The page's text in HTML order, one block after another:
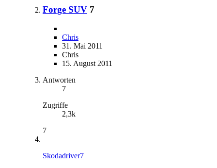
Forge SUV 7
Chris
31. Mai 2011
Chris
15. August 2011
Antworten
7
Zugriffe
2,3k
7
Skodadriver7